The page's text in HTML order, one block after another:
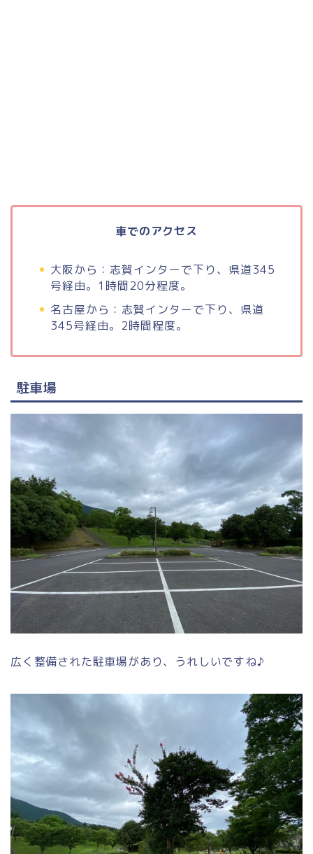
車でのアクセス
大阪から：志賀インターで下り、県道345
号経由。1時間20分程度。
名古屋から：志賀インターで下り、県道
345号経由。2時間程度。
駐車場
広く整備された駐車場があり、うれしいですね♪